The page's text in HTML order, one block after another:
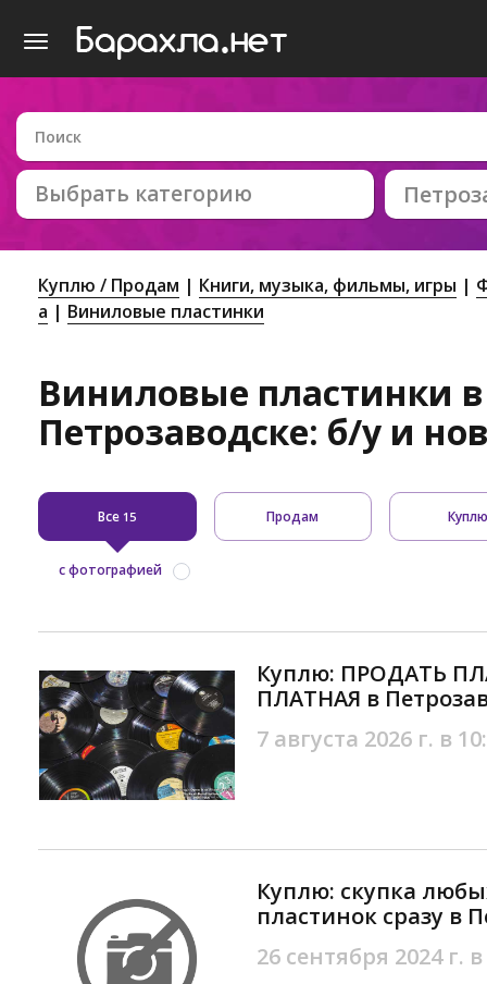
Выбрать категорию
Куплю / Продам Книги, музыка, фильмы, игры
а
Виниловые пластинки
Виниловые пластинки в
Петрозаводске: б/у и
Все 15 Продам
с фотографией
Куплю: ПРОДАТЬ
ПЛАТНАЯ в
7 августа 2026 г. в
Куплю: скупка
пластинок сразу в
26 сентября 2024 г.